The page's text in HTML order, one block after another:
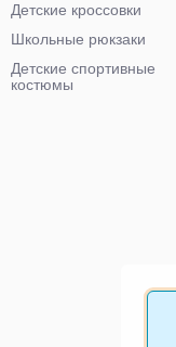
Детские кроссовки
Школьные рюкзаки
Детские спортивные
костюмы